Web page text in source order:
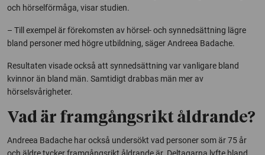
och hörselförmåga, visar studien.
– Till exempel är förekomsten av hörsel- och synnedsättning lägre
bland personer med högre utbildning, säger Andreea Badache.
Resultaten visade också att synnedsättning var vanligare bland
kvinnor än bland män. Samtidigt drabbas män mer av
hörselsvårigheter.
Vad är framgångsrikt åldrande?
Andreea Badache har också undersökt vad personer som är 75 år
och äldre tycker framgångsrikt åldrande är. Deltagarna lyfte bland